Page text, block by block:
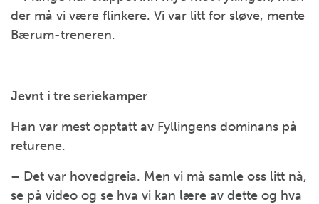
der må vi være flinkere. Vi var litt for sløve, mente
Bærum-treneren.
Jevnt i tre seriekamper
Han var mest opptatt av Fyllingens dominans på
returene.
– Det var hovedgreia. Men vi må samle oss litt nå,
se på video og se hva vi kan lære av dette og hva